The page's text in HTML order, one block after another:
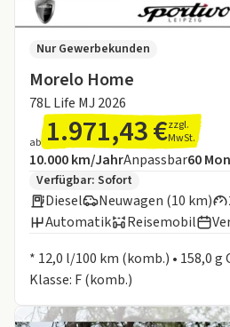
Morelo Home
78L Life MJ 2026
Nur Gewerbekunden
ab 1.971,43 €zzgl.
MwSt.
Angebotsdetails:
Inklusive Laufleistung
10.000 km/JahrAnpassbar60
Zusätzliche Fahrzeuginformationen:
Verfügbar: Sofort
Diesel Neuwagen (10 km)
Automatik
Reisemobil
* 12,0 l/100 km (komb.) • 158,0 g
Klasse: F (komb.)